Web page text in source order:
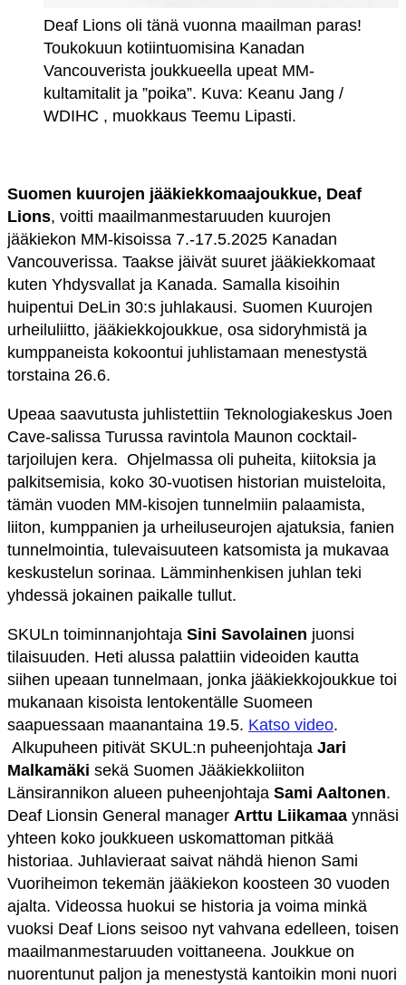
Deaf Lions oli tänä vuonna maailman paras!
Toukokuun kotiintuomisina Kanadan
Vancouverista joukkueella upeat MM-
kultamitalit ja ”poika”. Kuva: Keanu Jang /
WDIHC , muokkaus Teemu Lipasti.
Suomen kuurojen jääkiekkomaajoukkue, Deaf
Lions, voitti maailmanmestaruuden kuurojen
jääkiekon MM-kisoissa 7.-17.5.2025 Kanadan
Vancouverissa. Taakse jäivät suuret jääkiekkomaat
kuten Yhdysvallat ja Kanada. Samalla kisoihin
huipentui DeLin 30:s juhlakausi. Suomen Kuurojen
urheiluliitto, jääkiekkojoukkue, osa sidoryhmistä ja
kumppaneista kokoontui juhlistamaan menestystä
torstaina 26.6.
Upeaa saavutusta juhlistettiin Teknologiakeskus Joen
Cave-salissa Turussa ravintola Maunon cocktail-
tarjoilujen kera. Ohjelmassa oli puheita, kiitoksia ja
palkitsemisia, koko 30-vuotisen historian muisteloita,
tämän vuoden MM-kisojen tunnelmiin palaamista,
liiton, kumppanien ja urheiluseurojen ajatuksia, fanien
tunnelmointia, tulevaisuuteen katsomista ja mukavaa
keskustelun sorinaa. Lämminhenkisen juhlan teki
yhdessä jokainen paikalle tullut.
SKULn toiminnanjohtaja Sini Savolainen juonsi
tilaisuuden. Heti alussa palattiin videoiden kautta
siihen upeaan tunnelmaan, jonka jääkiekkojoukkue toi
mukanaan kisoista lentokentälle Suomeen
saapuessaan maanantaina 19.5. Katso video.
Alkupuheen pitivät SKUL:n puheenjohtaja Jari
Malkamäki sekä Suomen Jääkiekkoliiton
Länsirannikon alueen puheenjohtaja Sami Aaltonen.
Deaf Lionsin General manager Arttu Liikamaa ynnäsi
yhteen koko joukkueen uskomattoman pitkää
historiaa. Juhlavieraat saivat nähdä hienon Sami
Vuoriheimon tekemän jääkiekon koosteen 30 vuoden
ajalta. Videossa huokui se historia ja voima minkä
vuoksi Deaf Lions seisoo nyt vahvana edelleen, toisen
maailmanmestaruuden voittaneena. Joukkue on
nuorentunut paljon ja menestystä kantoikin moni nuori